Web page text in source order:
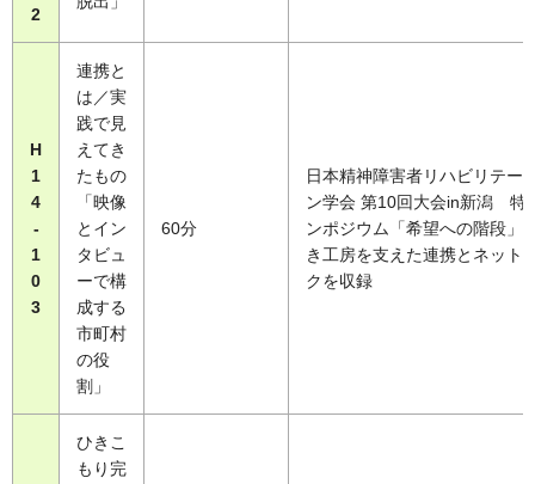
2
H
1
4
-
1
0
3
連携と
は／実
践で見
えてき
たもの
「映像
とイン
タビュ
ーで構
成する
市町村
の役
割」
60分
日本精神障害者リハビリテー
ン学会 第10回大会in新潟 特
ンポジウム「希望への階段」
き工房を支えた連携とネット
クを収録
ひきこ
もり完